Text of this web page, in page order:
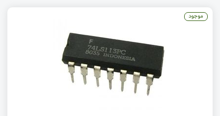
موجود